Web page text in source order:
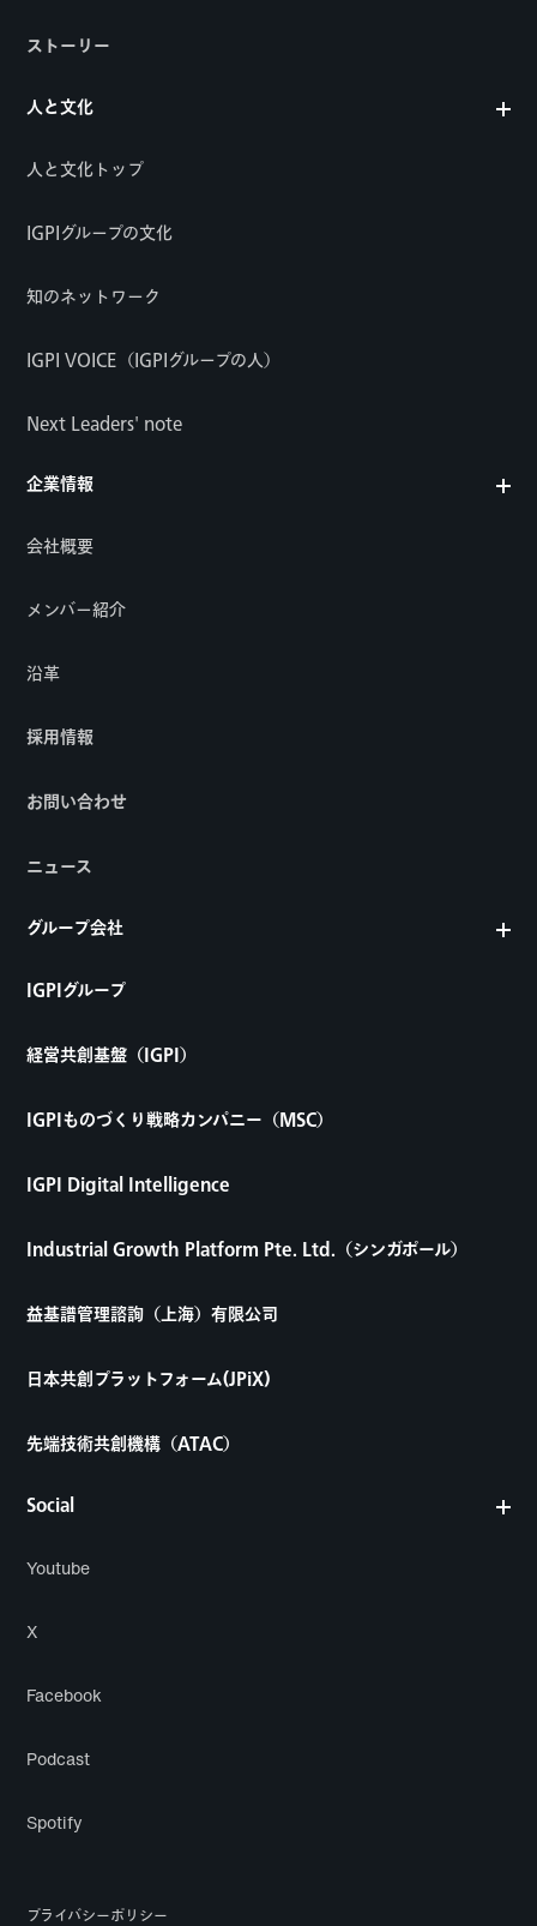
Social
Youtube
X
Facebook
Podcast
Spotify
ストーリー
人と文化
人と文化トップ
IGPIグループの文化
知のネットワーク
IGPI VOICE（IGPIグループの人）
Next Leaders' note
企業情報
会社概要
メンバー紹介
沿革
採用情報
お問い合わせ
ニュース
グループ会社
IGPIグループ
経営共創基盤（IGPI）
IGPIものづくり戦略カンパニー（MSC）
IGPI Digital Intelligence
Industrial Growth Platform Pte. Ltd.（シンガポール）
益基譜管理諮詢（上海）有限公司
日本共創プラットフォーム(JPiX)
先端技術共創機構（ATAC）
プライバシーポリシー